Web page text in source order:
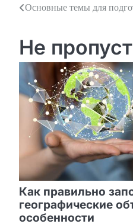
Н
в
г
и
я
п
Основные темы для
Не
Как правильно
географические
особенности